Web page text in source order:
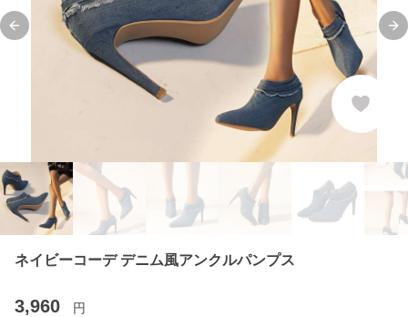
Previous slide
ネイビーコーデ デニム風アンクルパンプス
3,960 円